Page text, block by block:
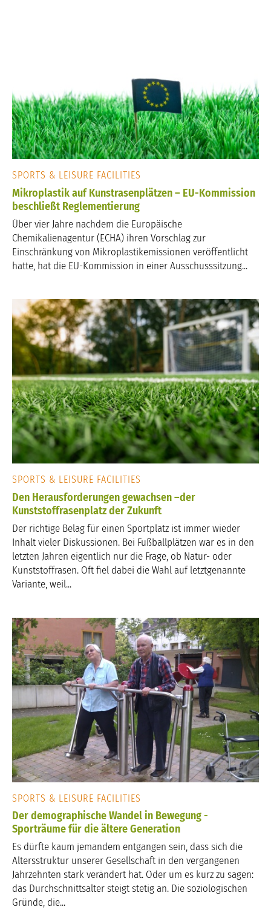
SPORTS & LEISURE FACILITIES
Mikroplastik auf Kunstrasenplätzen – EU-Kommission
beschließt Reglementierung
Über vier Jahre nachdem die Europäische
Chemikalienagentur (ECHA) ihren Vorschlag zur
Einschränkung von Mikroplastikemissionen veröffentlicht
hatte, hat die EU-Kommission in einer Ausschusssitzung...
SPORTS & LEISURE FACILITIES
Den Herausforderungen gewachsen –der
Kunststoffrasenplatz der Zukunft
Der richtige Belag für einen Sportplatz ist immer wieder
Inhalt vieler Diskussionen. Bei Fußballplätzen war es in den
letzten Jahren eigentlich nur die Frage, ob Natur- oder
Kunststoffrasen. Oft fiel dabei die Wahl auf letztgenannte
Variante, weil...
SPORTS & LEISURE FACILITIES
Der demographische Wandel in Bewegung -
Sporträume für die ältere Generation
Es dürfte kaum jemandem entgangen sein, dass sich die
Altersstruktur unserer Gesellschaft in den vergangenen
Jahrzehnten stark verändert hat. Oder um es kurz zu sagen:
das Durchschnittsalter steigt stetig an. Die soziologischen
Gründe, die...